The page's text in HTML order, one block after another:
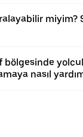
miyim?
bölgesinde
nasıl